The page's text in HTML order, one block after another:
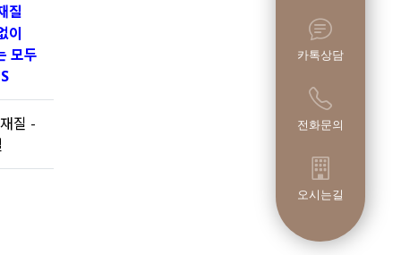
질
이
모두
질 -
카톡상담
전화문의
오시는길